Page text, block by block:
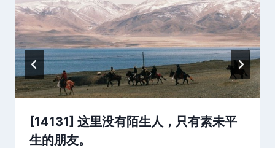
[14131] 这里没有陌生人，只有素未平
生的朋友。